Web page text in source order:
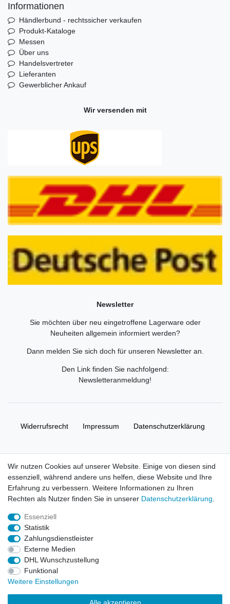
Informationen
Händlerbund - rechtssicher verkaufen
Produkt-Kataloge
Messen
Über uns
Handelsvertreter
Lieferanten
Gewerblicher Ankauf
Wir versenden mit
Newsletter
Sie möchten über neu eingetroffene Lagerware oder
Neuheiten allgemein informiert werden?
Dann melden Sie sich doch für unseren Newsletter an.
Den Link finden Sie nachfolgend:
Newsletteranmeldung!
Widerrufs­recht Impressum Daten­schutz­erklärung
© Copyright 2026 | Alle Rechte vorbehalten. HL-
Handelsgesellschaft mbH.
Alle Markennamen, Warenzeichen sowie sämtliche Produktbilder
und Beschreibungen sind Eigentum Ihrer rechtmäßigen
Eigentümer und dienen hier nur der Beschreibung.
Preise nur für registrierte Händler, ansonsten zeigt der Shop 0,00
€
LEGO, das LEGO Logo, die Minifigur, DUPLO, LEGENDS OF
Wir nutzen Cookies auf unserer Website. Einige von diesen sind
essenziell, während andere uns helfen, diese Website und Ihre
Erfahrung zu verbessern. Weitere Informationen zu Ihren
Rechten als Nutzer finden Sie in unserer Daten­schutz­erklärung
Essenziell
Statistik
Zahlungsdienstleister
Externe Medien
DHL Wunschzustellung
Funktional
Weitere Einstellungen